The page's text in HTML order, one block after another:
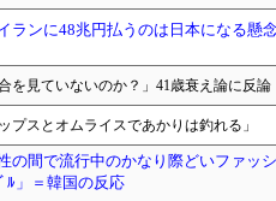
ランに48兆円払うのは日本になる懸念
を見ていないのか？」41歳衰え論に反論
プスとオムライスであかりは釣れる」
の間で流行中のかなり際どいファ
ﾙ」＝韓国の反応